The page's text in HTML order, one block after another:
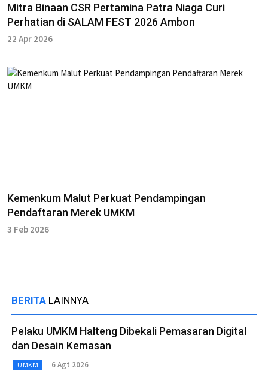
Mitra Binaan CSR Pertamina Patra Niaga Curi
Perhatian di SALAM FEST 2026 Ambon
22 Apr 2026
Kemenkum Malut Perkuat Pendampingan
Pendaftaran Merek UMKM
3 Feb 2026
BERITA LAINNYA
Pelaku UMKM Halteng Dibekali Pemasaran Digital
dan Desain Kemasan
UMKM 6 Agt 2026